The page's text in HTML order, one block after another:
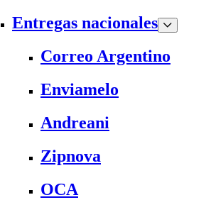
Entregas nacionales
Correo Argentino
Enviamelo
Andreani
Zipnova
OCA